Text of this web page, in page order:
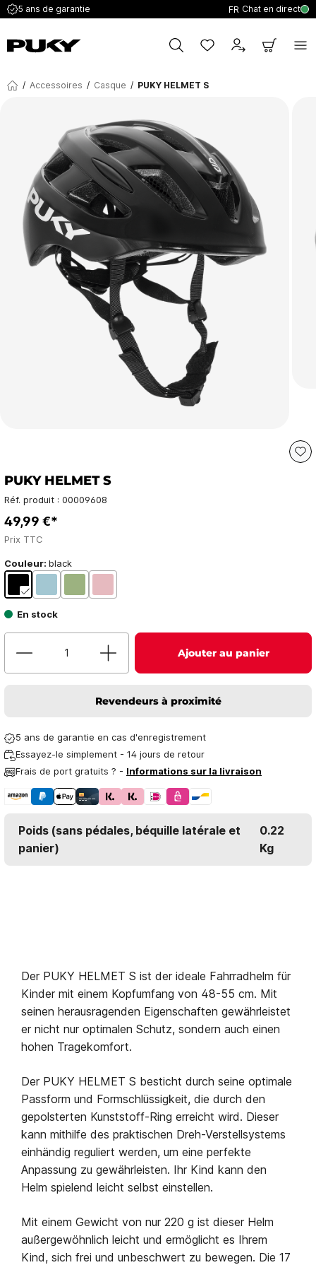
5 ans de garantie FR Chat en direct
/ Accessoires / Casque / PUKY HELMET S
PUKY HELMET S
Réf. produit : 00009608
49,99 €*
Prix TTC
Couleur: black
En stock
Ajouter au panier
Revendeurs à proximité
5 ans de garantie en cas d'enregistrement
Essayez-le simplement - 14 jours de retour
Frais de port gratuits ? - Informations sur la livraison
Poids (sans pédales, béquille latérale et
panier)
0.22
Kg
Der PUKY HELMET S ist der ideale Fahrradhelm für
Kinder mit einem Kopfumfang von 48-55 cm. Mit
seinen herausragenden Eigenschaften gewährleistet
er nicht nur optimalen Schutz, sondern auch einen
hohen Tragekomfort.
Der PUKY HELMET S besticht durch seine optimale
Passform und Formschlüssigkeit, die durch den
gepolsterten Kunststoff-Ring erreicht wird. Dieser
kann mithilfe des praktischen Dreh-Verstellsystems
einhändig reguliert werden, um eine perfekte
Anpassung zu gewährleisten. Ihr Kind kann den
Helm spielend leicht selbst einstellen.
Mit einem Gewicht von nur 220 g ist dieser Helm
außergewöhnlich leicht und ermöglicht es Ihrem
Kind, sich frei und unbeschwert zu bewegen. Die 17